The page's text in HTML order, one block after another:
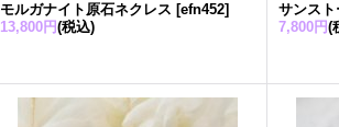
モルガナイト原石ネクレス [efn452]
13,800円(税込)
サンスト
7,800円(